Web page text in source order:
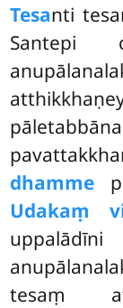
Tesanti
dhamme
Udakaṃ
tesaṃ